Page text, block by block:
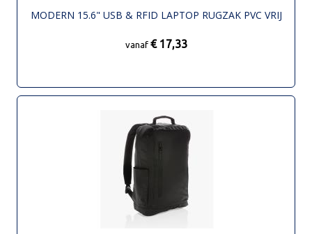
MODERN 15.6" USB & RFID LAPTOP RUGZAK PVC VRIJ
vanaf € 17,33